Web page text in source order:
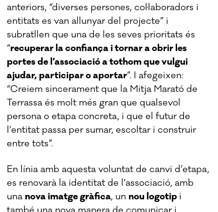
anteriors, “diverses persones, col·laboradors i
entitats es van allunyar del projecte” i
subratllen que una de les seves prioritats és
“recuperar la confiança i tornar a obrir les
portes de l’associació a tothom que vulgui
ajudar, participar o aportar”. I afegeixen:
“Creiem sincerament que la Mitja Marató de
Terrassa és molt més gran que qualsevol
persona o etapa concreta, i que el futur de
l’entitat passa per sumar, escoltar i construir
entre tots”.
En línia amb aquesta voluntat de canvi d’etapa,
es renovarà la identitat de l’associació, amb
una nova imatge gràfica, un nou logotip i